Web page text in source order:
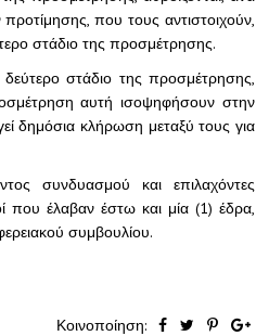
που τους αντιστοιχούν,
στάδιο της προσμέτρησης.
στάδιο της προσμέτρησης,
αυτή ισοψηφήσουν στην
δημόσια κλήρωση μεταξύ τους για
συνδυασμού και επιλαχόντες
που έλαβαν έστω και μία (1) έδρα,
συμβουλίου.
Κοινοποίηση: